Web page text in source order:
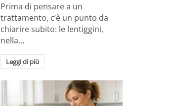
Prima di pensare a un
trattamento, c’è un punto da
chiarire subito: le lentiggini,
nella…
Leggi di più